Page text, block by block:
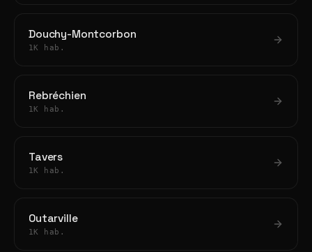
Douchy-Montcorbon
1K hab.
Rebréchien
1K hab.
Tavers
1K hab.
Outarville
1K hab.